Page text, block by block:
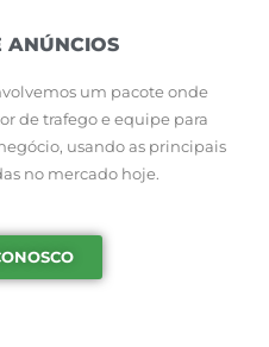
ANÚNCIOS
um pacote onde
de trafego e equipe para
usando as principais
no mercado hoje.